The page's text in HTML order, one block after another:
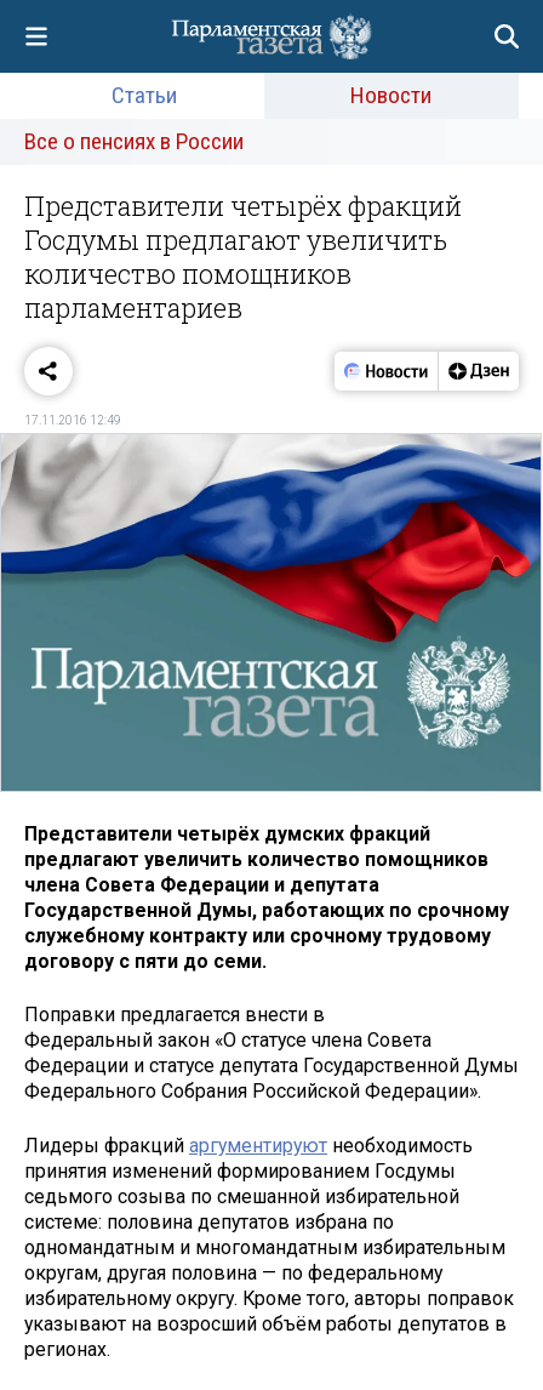
Статьи
Новости
Все о пенсиях в России
Представители четырёх фракций
Госдумы предлагают увеличить
количество помощников
парламентариев
17.11.2016 12:49
Представители четырёх думских фракций
предлагают увеличить количество помощников
члена Совета Федерации и депутата
Государственной Думы, работающих по срочному
служебному контракту или срочному трудовому
договору с пяти до семи.
Поправки предлагается внести в
Федеральный закон «О статусе члена Совета
Федерации и статусе депутата Государственной Думы
Федерального Собрания Российской Федерации».
Лидеры фракций аргументируют необходимость
принятия изменений формированием Госдумы
седьмого созыва по смешанной избирательной
системе: половина депутатов избрана по
одномандатным и многомандатным избирательным
округам, другая половина — по федеральному
избирательному округу. Кроме того, авторы поправок
указывают на возросший объём работы депутатов в
регионах.